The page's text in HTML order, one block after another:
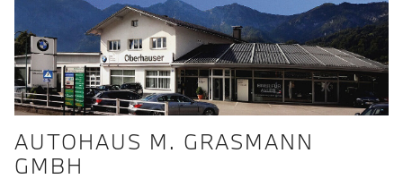
AUTOHAUS M. GRASMANN
GMBH